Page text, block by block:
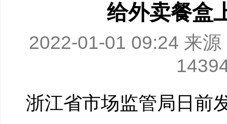
给外卖餐盒
2022-01-01 09:24 来
浙江省市场监管局日前